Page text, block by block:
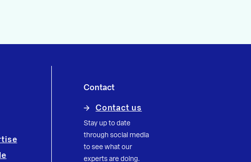
Contact
Contact us
Stay up to date
through social media
to see what our
experts are doing.